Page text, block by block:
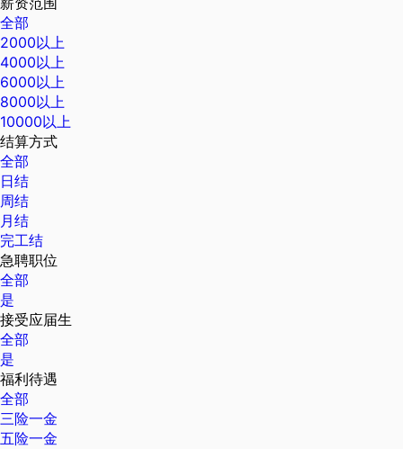
全部
2000以上
4000以上
6000以上
8000以上
10000以上
结算方式
全部
日结
周结
月结
完工结
急聘职位
全部
是
接受应届生
全部
是
福利待遇
全部
三险一金
五险一金